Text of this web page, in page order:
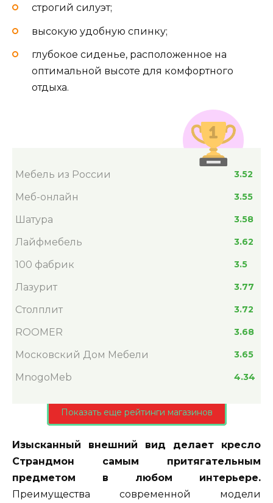
строгий силуэт;
высокую удобную спинку;
глубокое сиденье, расположенное на
оптимальной высоте для комфортного
отдыха.
Мебель из России 3.52
Меб-онлайн 3.55
Шатура 3.58
Лайфмебель 3.62
100 фабрик 3.5
Лазурит 3.77
Столплит 3.72
ROOMER 3.68
Московский Дом Мебели 3.65
MnogoMeb 4.34
Показать еще рейтинги магазинов
Изысканный внешний вид делает кресло
Страндмон самым притягательным
предметом в любом интерьере.
Преимущества современной модели